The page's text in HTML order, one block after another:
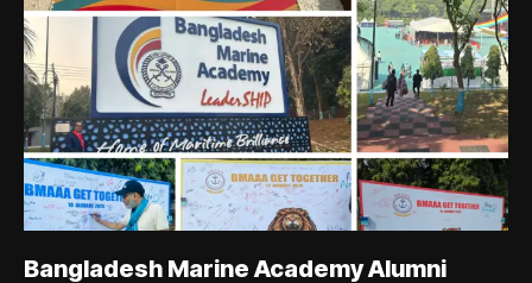
Bangladesh Marine Academy Alumni